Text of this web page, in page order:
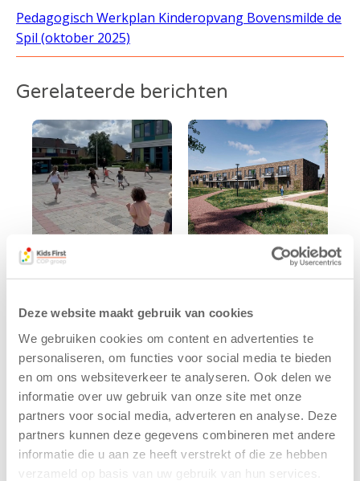
Deze website maakt gebruik van cookies
We gebruiken cookies om content en advertenties te
personaliseren, om functies voor social media te bieden
en om ons websiteverkeer te analyseren. Ook delen we
informatie over uw gebruik van onze site met onze
partners voor social media, adverteren en analyse. Deze
partners kunnen deze gegevens combineren met andere
informatie die u aan ze heeft verstrekt of die ze hebben
verzameld op basis van uw gebruik van hun services.
Pedagogisch Werkplan Kinderopvang Bovensmilde de
Spil (oktober 2025)
Gerelateerde berichten
Kinderen BSO
Westerburcht
trainen alvast
voor Kids First
Mini 4 Mijl
7 augustus 2026
Eelde, 6 augustus
2026 – Kinderen
van BSO De
Kids First
koopcontract
voor nieuw
kindcentrum in
wijk Wiarda in
Leeuwarden
11 juni 2026
Leeuwarden –
Kids First